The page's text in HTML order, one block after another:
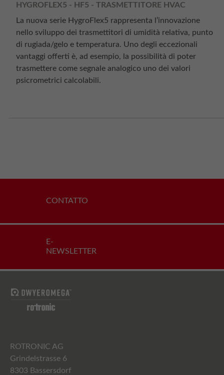
HYGROFLEX5 - HF5 - TRASMETTITORE HVAC
La nuova serie HygroFlex5 rappresenta l’innovazione
nello sviluppo dei trasmettitori di umidità relativa, punto
di rugiada/gelo e temperatura. Uno degli eccezionali
vantaggi offerti è, ad esempio, la possibilità di poter
trasmettere come segnale analogico uno dei valori
psicrometrici calcolabili.
CONTATTO
E-
NEWSLETTER
ROTRONIC AG
Grindelstrasse 6
8303 Bassersdorf